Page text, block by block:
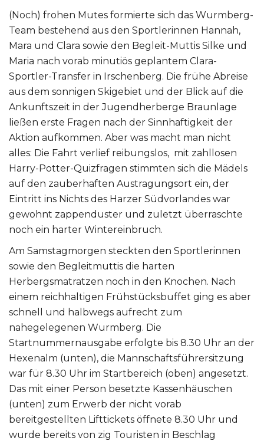
(Noch) frohen Mutes formierte sich das Wurmberg-
Team bestehend aus den Sportlerinnen Hannah,
Mara und Clara sowie den Begleit-Muttis Silke und
Maria nach vorab minutiös geplantem Clara-
Sportler-Transfer in Irschenberg. Die frühe Abreise
aus dem sonnigen Skigebiet und der Blick auf die
Ankunftszeit in der Jugendherberge Braunlage
ließen erste Fragen nach der Sinnhaftigkeit der
Aktion aufkommen. Aber was macht man nicht
alles: Die Fahrt verlief reibungslos, mit zahllosen
Harry-Potter-Quizfragen stimmten sich die Mädels
auf den zauberhaften Austragungsort ein, der
Eintritt ins Nichts des Harzer Südvorlandes war
gewohnt zappenduster und zuletzt überraschte
noch ein harter Wintereinbruch.
Am Samstagmorgen steckten den Sportlerinnen
sowie den Begleitmuttis die harten
Herbergsmatratzen noch in den Knochen. Nach
einem reichhaltigen Frühstücksbuffet ging es aber
schnell und halbwegs aufrecht zum
nahegelegenen Wurmberg. Die
Startnummernausgabe erfolgte bis 8.30 Uhr an der
Hexenalm (unten), die Mannschaftsführersitzung
war für 8.30 Uhr im Startbereich (oben) angesetzt.
Das mit einer Person besetzte Kassenhäuschen
(unten) zum Erwerb der nicht vorab
bereitgestellten Lifttickets öffnete 8.30 Uhr und
wurde bereits von zig Touristen in Beschlag